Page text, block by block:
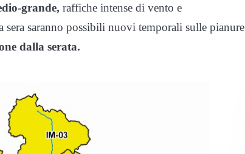
grande, raffiche intense di vento e
sera saranno possibili nuovi temporali sulle pianure
dalla serata.